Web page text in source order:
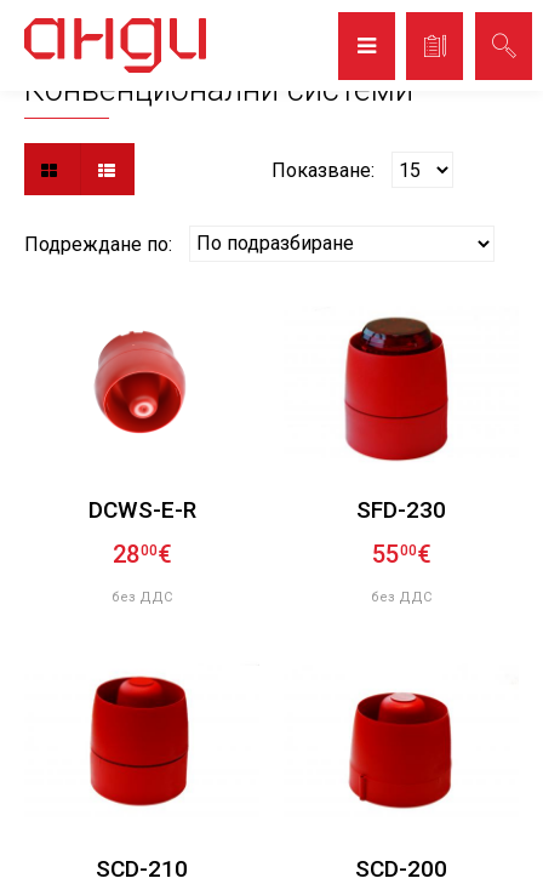
Начало Конвенционални системи
Конвенционални системи
Показване:
Подреждане по:
DCWS-E-R
2800€
без ДДС
SFD-230
5500€
без ДДС
SCD-210 SCD-200